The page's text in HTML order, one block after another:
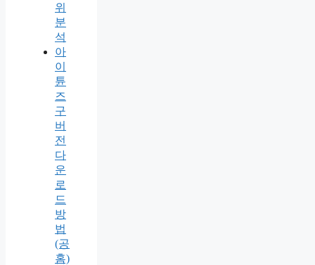
위
분
석
아
이
튠
즈
구
버
전
다
운
로
드
방
법
(공
홈)